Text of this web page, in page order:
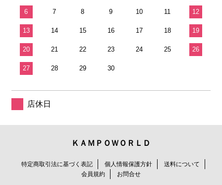
6 7 8 9 10 11 12
13 14 15 16 17 18 19
20 21 22 23 24 25 26
27 28 29 30
店休日
ＫＡＭＰＯＷＯＲＬＤ
特定商取引法に基づく表記 個人情報保護方針
送料について
会員規約
お問合せ